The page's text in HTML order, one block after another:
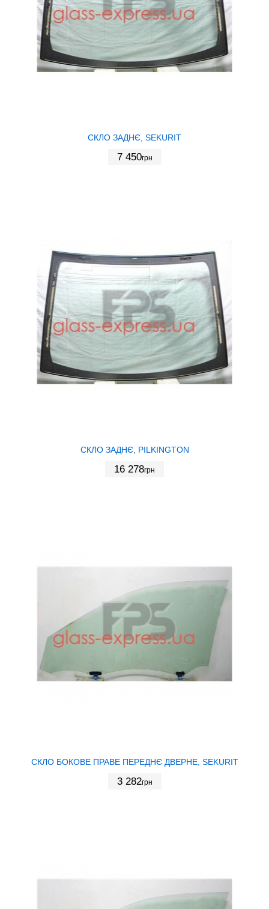
СКЛО ЗАДНЄ, SEKURIT
7 450грн
СКЛО ЗАДНЄ, PILKINGTON
16 278грн
СКЛО БОКОВЕ ПРАВЕ ПЕРЕДНЄ ДВЕРНЕ, SEKURIT
3 282грн